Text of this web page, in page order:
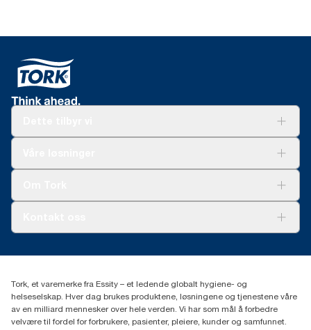
(+47) 22 70 62 00
Fredrik Selmers vei 6
0603 OSLO
Tork, et varemerke fra Essity – et ledende globalt hygiene- og
helseselskap. Hver dag brukes produktene, løsningene og tjenestene våre
av en milliard mennesker over hele verden. Vi har som mål å forbedre
velvære til fordel for forbrukere, pasienter, pleiere, kunder og samfunnet.